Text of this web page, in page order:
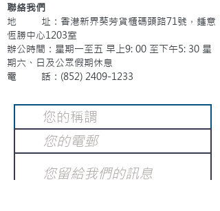
聯絡我們
地 址：香港新界葵芳貨櫃碼頭路71號，鍾意
恆勝中心1203室
辦公時間：星期一至五 早上9: 00 至下午5: 30 星
期六、日及公眾假期休息
電 話：(852) 2409-1233